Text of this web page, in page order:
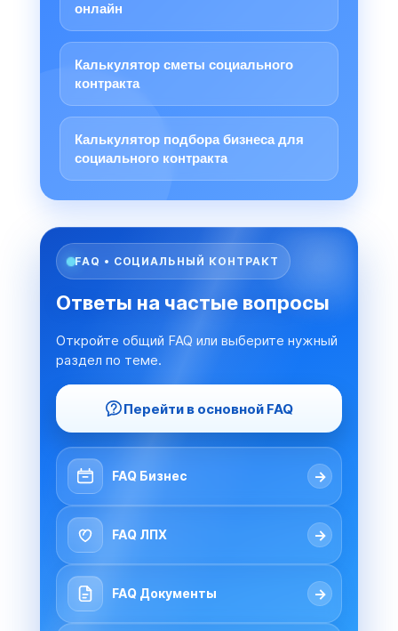
онлайн
Калькулятор сметы социального
контракта
Калькулятор подбора бизнеса для
социального контракта
FAQ • СОЦИАЛЬНЫЙ КОНТРАКТ
Ответы на частые вопросы
Откройте общий FAQ или выберите нужный
раздел по теме.
Перейти в основной FAQ
FAQ Бизнес →
FAQ ЛПХ →
FAQ Документы →